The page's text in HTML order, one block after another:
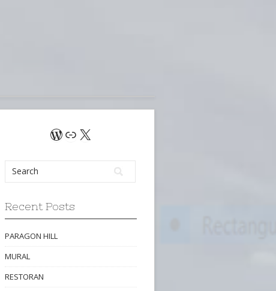
WordPress
Link
X
Recent Posts
PARAGON HILL
MURAL
RESTORAN